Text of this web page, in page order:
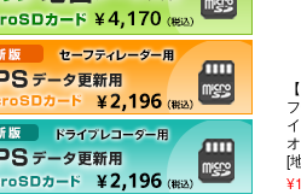
[